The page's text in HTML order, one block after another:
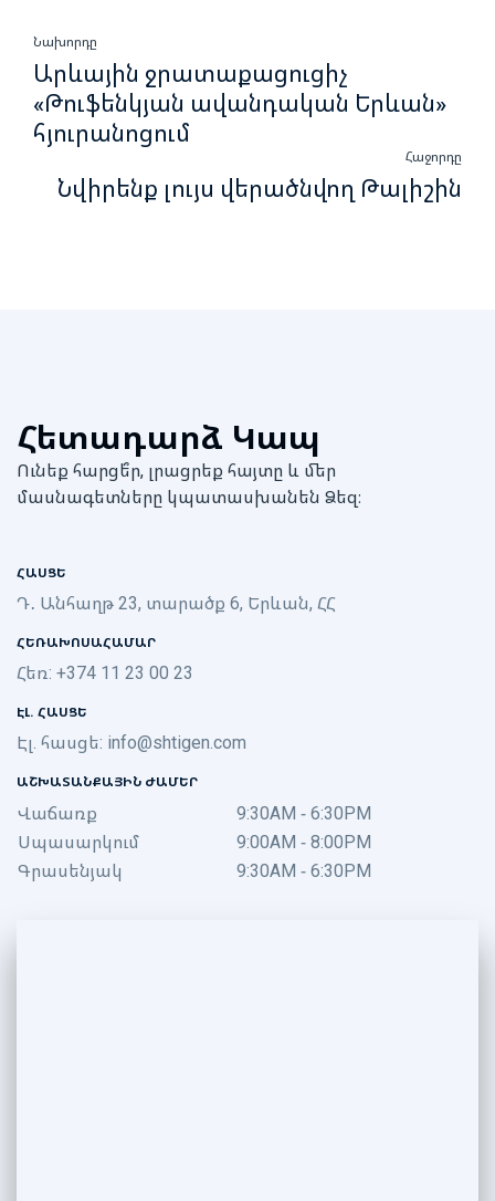
Նախորդը
Արևային ջրատաքացուցիչ
«Թուֆենկյան ավանդական Երևան»
հյուրանոցում
Հաջորդը
Նվիրենք լույս վերածնվող Թալիշին
Հետադարձ Կապ
Ունեք հարցե՞ր, լրացրեք հայտը և մեր
մասնագետները կպատասխանեն Ձեզ։
ՀԱՍՑԵ
Դ․ Անհաղթ 23, տարածք 6, Երևան, ՀՀ
ՀԵՌԱԽՈՍԱՀԱՄԱՐ
Հեռ: +374 11 23 00 23
ԷԼ. ՀԱՍՑԵ
Էլ. հասցե: info@shtigen.com
ԱՇԽԱՏԱՆՔԱՅԻՆ ԺԱՄԵՐ
Վաճառք
9:30AM - 6:30PM
Սպասարկում
9:00AM - 8:00PM
Գրասենյակ
9:30AM - 6:30PM